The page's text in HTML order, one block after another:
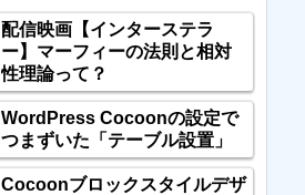
配信映画【インターステラ
ー】マーフィーの法則と相対
性理論って？
WordPress Cocoonの設定で
つまずいた「テーブル設置」
Cocoonブロックスタイルデザ